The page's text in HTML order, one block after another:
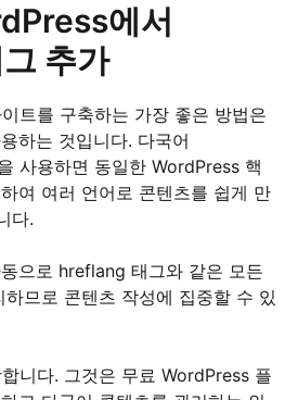
에서
추가
트를 구축하는 가장 좋은 방법은
하는 것입니다. 다국어
사용하면 동일한 WordPress 핵
여 여러 언어로 콘텐츠를 쉽게 만
다.
으로 hreflang 태그와 같은 모든
므로 콘텐츠 작성에 집중할 수 있
니다. 그것은 무료 WordPress 플